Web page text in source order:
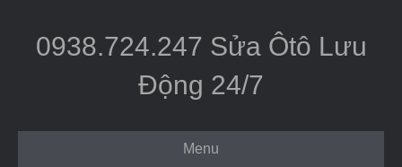
0938.724.247 Sửa Ôtô Lưu
Động 24/7
Menu